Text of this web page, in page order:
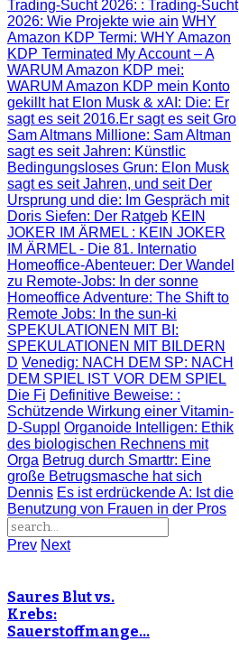
Trading-Sucht 2026: : Trading-Sucht
2026: Wie Projekte wie ain WHY
Amazon KDP Termi: WHY Amazon
KDP Terminated My Account – A
WARUM Amazon KDP mei:
WARUM Amazon KDP mein Konto
gekillt hat Elon Musk & xAI: Die: Er
sagt es seit 2016.Er sagt es seit Gro
Sam Altmans Millione: Sam Altman
sagt es seit Jahren: Künstlic
Bedingungsloses Grun: Elon Musk
sagt es seit Jahren, und seit Der
Ursprung und die: Im Gespräch mit
Doris Siefen: Der Ratgeb KEIN
JOKER IM ÄRMEL : KEIN JOKER
IM ÄRMEL - Die 81. Internatio
Homeoffice-Abenteuer: Der Wandel
zu Remote-Jobs: In der sonne
Homeoffice Adventure: The Shift to
Remote Jobs: In the sun-ki
SPEKULATIONEN MIT BI :
SPEKULATIONEN MIT BILDERN
D Venedig: NACH DEM SP: NACH
DEM SPIEL IST VOR DEM SPIEL
Die Fi Definitive Beweise: :
Schützende Wirkung einer Vitamin-
D-Suppl Organoide Intelligen: Ethik
des biologischen Rechnens mit
Orga Betrug durch Smarttr: Eine
große Betrugsmasche hat sich
Dennis Es ist erdrückende A: Ist die
Benutzung von Frauen in der Pros
Prev Next
Saures Blut vs.
Krebs:
Sauerstoffmange…